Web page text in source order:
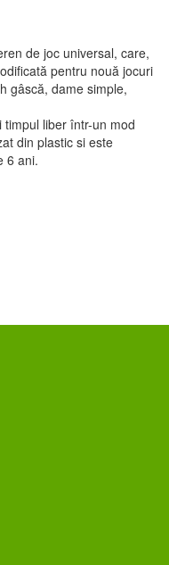
de joc universal, care,
pentru nouă jocuri
gâscă, dame simple,
liber într-un mod
din plastic si este
6 ani.